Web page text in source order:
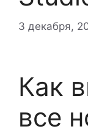
3 декабря,
Как
все